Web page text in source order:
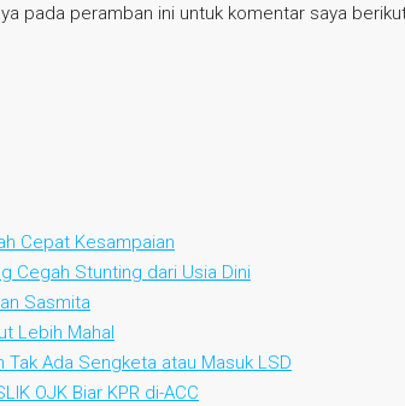
pada peramban ini untuk komentar saya
Cepat Kesampaian
Cegah Stunting dari Usia Dini
Sasmita
Lebih Mahal
Ada Sengketa atau Masuk LSD
OJK Biar KPR di-ACC